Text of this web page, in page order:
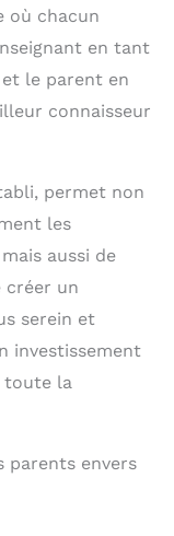
où chacun
en tant
le parent en
connaisseur
permet non
les
aussi de
créer un
serein et
investissement
toute la
parents envers